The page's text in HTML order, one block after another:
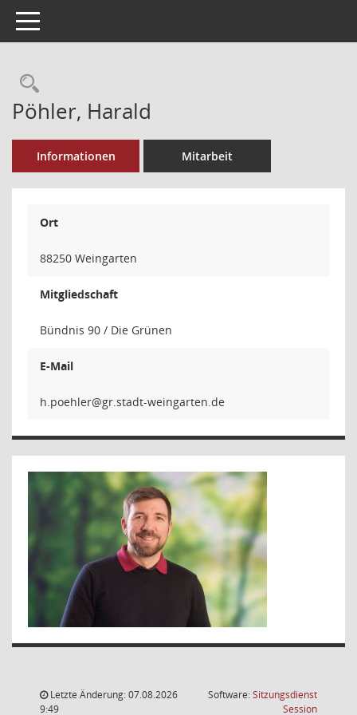
Toggle navigation
Rechercheauswahl
Pöhler, Harald
Informationen Mitarbeit
Ort
88250 Weingarten
Mitgliedschaft
Bündnis 90 / Die Grünen
E-Mail
relhe
Letzte Änderung: 07.08.2026
9:49
Software:Sitzungsdienst
Session(Wird in